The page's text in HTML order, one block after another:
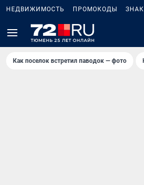
НЕДВИЖИМОСТЬ ПРОМОКОДЫ
Как поселок встретил паводок — фото